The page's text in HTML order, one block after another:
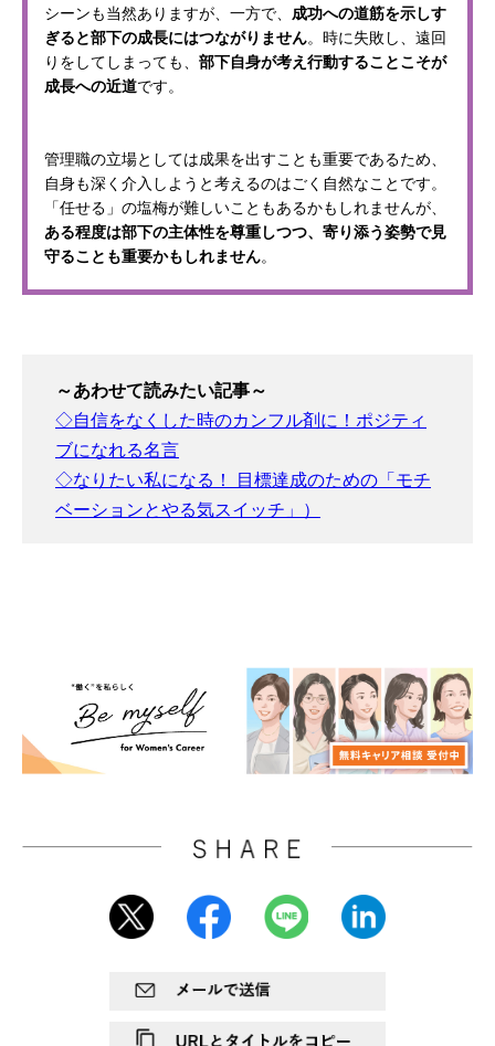
シーンも当然ありますが、一方で、 成功への道筋を示しす
ぎると部下の成長にはつながりません。時に失敗し、遠回
りをしてしまっても、 部下自身が考え行動することこそが
成長への近道です。
管理職の立場としては成果を出すことも重要であるため、
自身も深く介入しようと考えるのはごく自然なことです。
「任せる」の塩梅が難しいこともあるかもしれませんが、
ある程度は部下の主体性を尊重しつつ、寄り添う姿勢で見
守ることも重要かもしれません。
～あわせて読みたい記事～
◇自信をなくした時のカンフル剤に！ポジティ
ブになれる名言
◇なりたい私になる！ 目標達成のための「モチ
ベーションとやる気スイッチ」）